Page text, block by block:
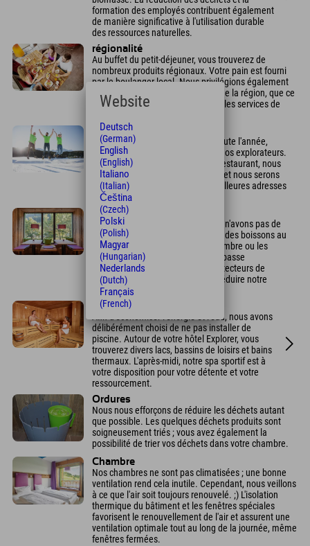
formation des employés contribuent également
de manière significative à l'utilisation durable
des ressources naturelles.
régionalité
Au buffet du petit-déjeuner, vous trouverez de
nombreux produits régionaux. Votre pain est fourni
par le boulanger local. Nous privilégions également
les partenariats avec des acteurs de la région, que ce
soit pour les loisirs, les artisans ou les services de
durabilité sociale
Les hôtels Explorer sont ouverts toute l'année,
assurant ainsi un emploi stable à nos explorateurs.
Au lieu de posséder notre propre restaurant, nous
privilégions les restaurants locaux et nous serons
ravis de vous conseiller sur les meilleures adresses
pour vous restaurer.
Économisez l'électricité
Pour économiser l'électricité, nous n'avons pas de
minibar. Vous pouvez commander des boissons au
bar et les emporter dans votre chambre ou les
déguster au salon. Des ampoules basse
consommation, des LED et des détecteurs de
mouvement nous permettent de réduire notre
consommation d'électricité.
piscine
Afin d'économiser l'énergie et l'eau, nous avons
délibérément choisi de ne pas installer de
piscine. Autour de votre hôtel Explorer, vous
trouverez divers lacs, bassins de loisirs et bains
thermaux. L'après-midi, notre spa sportif est à
votre disposition pour votre détente et votre
ressourcement.
Ordures
Nous nous efforçons de réduire les déchets autant
que possible. Les quelques déchets produits sont
soigneusement triés ; vous avez également la
possibilité de trier vos déchets dans votre chambre.
Chambre
Nos chambres ne sont pas climatisées ; une bonne
ventilation rend cela inutile. Cependant, nous veillons
à ce que l'air soit toujours renouvelé. ;) L'isolation
thermique du bâtiment et les fenêtres spéciales
favorisent le renouvellement de l'air et assurent une
ventilation optimale tout au long de la journée, même
fenêtres fermées.
Website
Deutsch
(German)
English
(English)
Italiano
(Italian)
Čeština
(Czech)
Polski
(Polish)
Magyar
(Hungarian)
Nederlands
(Dutch)
Français
(French)